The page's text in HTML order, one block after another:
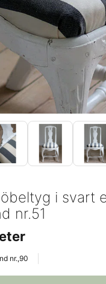
i svart
nr.51
nr.,90